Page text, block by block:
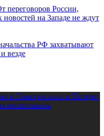
переговоров России,
на Западе не ждут
РФ захватывают
везде
в Электростали и Питере:
воспитывать